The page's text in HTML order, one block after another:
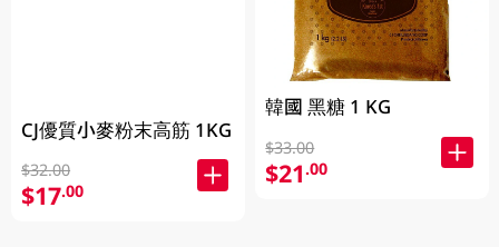
CJ優質小麥粉末高筋 1KG
$32.00
$17.00
韓國 黑糖 1 KG
$33.00
$21.00